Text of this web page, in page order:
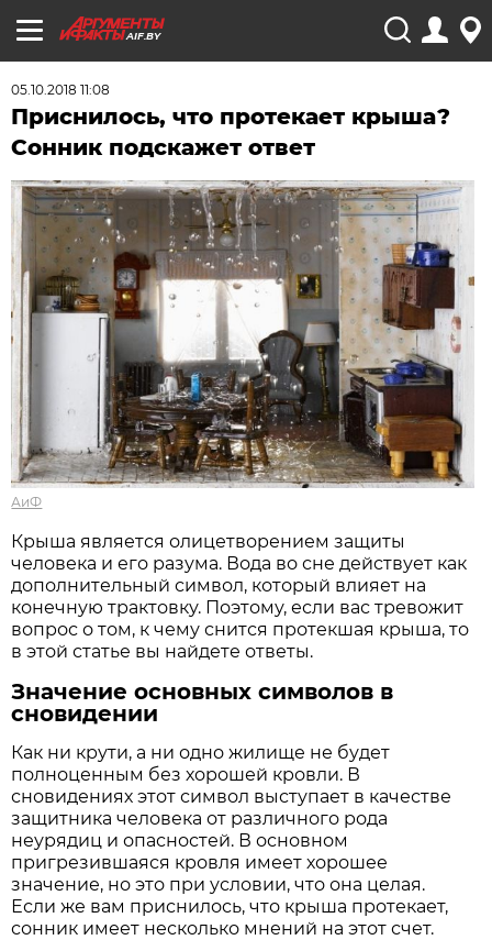
AIF.BY
05.10.2018 11:08
Приснилось, что протекает крыша?
Сонник подскажет ответ
АиФ
Крыша является олицетворением защиты
человека и его разума. Вода во сне действует как
дополнительный символ, который влияет на
конечную трактовку. Поэтому, если вас тревожит
вопрос о том, к чему снится протекшая крыша, то
в этой статье вы найдете ответы.
Значение основных символов в
сновидении
Как ни крути, а ни одно жилище не будет
полноценным без хорошей кровли. В
сновидениях этот символ выступает в качестве
защитника человека от различного рода
неурядиц и опасностей. В основном
пригрезившаяся кровля имеет хорошее
значение, но это при условии, что она целая.
Если же вам приснилось, что крыша протекает,
сонник имеет несколько мнений на этот счет.